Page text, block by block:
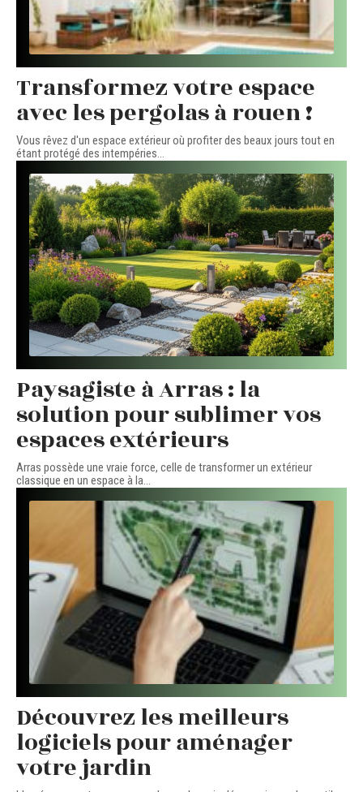
Transformez votre espace
avec les pergolas à rouen !
Vous rêvez d'un espace extérieur où profiter des beaux jours tout en
étant protégé des intempéries
Paysagiste à Arras : la
solution pour sublimer vos
espaces extérieurs
Arras possède une vraie force, celle de transformer un extérieur
classique en un espace à la…
Découvrez les meilleurs
logiciels pour aménager
votre jardin